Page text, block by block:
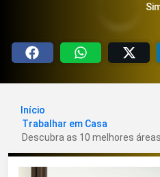
Início
Trabalhar em Casa
Descubra as 10 melhores